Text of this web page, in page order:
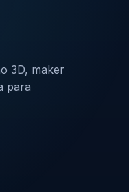
3D, maker
para